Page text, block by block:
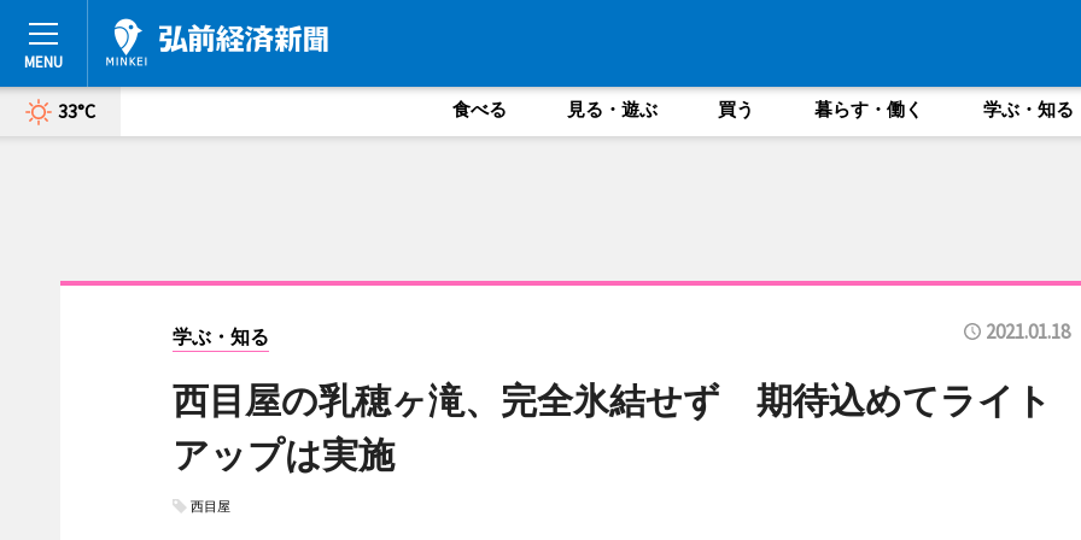
33°C 食べる 見る・遊ぶ 買う 暮らす・働く 学ぶ・知る
学ぶ・知る 2021.01.18
西目屋の乳穂ヶ滝、完全氷結せず 期待込めてライト
アップは実施
西目屋